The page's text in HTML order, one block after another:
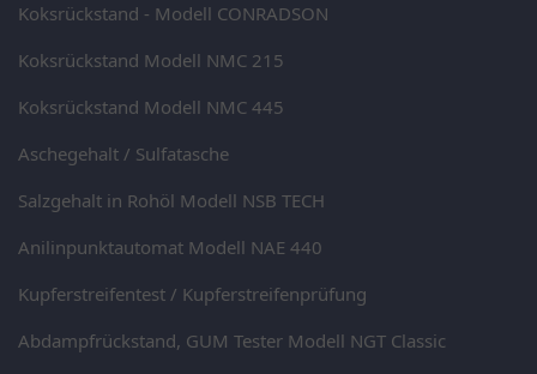
Koksrückstand - Modell CONRADSON
Koksrückstand Modell NMC 215
Koksrückstand Modell NMC 445
Aschegehalt / Sulfatasche
Salzgehalt in Rohöl Modell NSB TECH
Anilinpunktautomat Modell NAE 440
Kupferstreifentest / Kupferstreifenprüfung
Abdampfrückstand, GUM Tester Modell NGT Classic